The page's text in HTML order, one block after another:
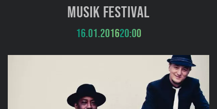
Musik Festival
16.01.201620:00